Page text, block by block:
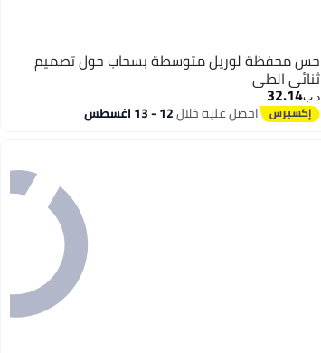
جس محفظة لوريل متوسطة بسحاب حول تصميم
ثنائي الطي
د.ب‏32.14
احصل عليه خلال12 - 13 اغسطس